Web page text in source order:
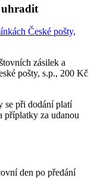
uhradit
České pošty,
zásilek a
pošty, s.p., 200 Kč
se při dodání platí
příplatky za udanou
den po předání